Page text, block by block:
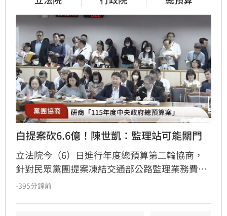
白提案砍6.6億！陳世凱：監理站可能關門
立法院今（6）日進行年度總預算第二輪協商，
針對民眾黨團提案凍結交通部公路監理業務費
40%並減列6.6億元，交通部長陳世凱示警，恐衝
-395分鐘前